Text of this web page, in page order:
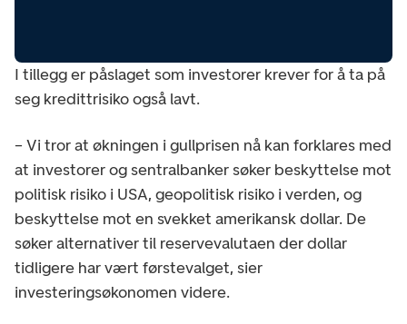
I tillegg er påslaget som investorer krever for å ta på
seg kredittrisiko også lavt.
– Vi tror at økningen i gullprisen nå kan forklares med
at investorer og sentralbanker søker beskyttelse mot
politisk risiko i USA, geopolitisk risiko i verden, og
beskyttelse mot en svekket amerikansk dollar. De
søker alternativer til reservevalutaen der dollar
tidligere har vært førstevalget, sier
investeringsøkonomen videre.